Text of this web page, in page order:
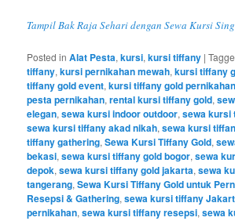
Tampil Bak Raja Sehari dengan Sewa Kursi
Posted in Alat Pesta,kursi,kursi tiffany |
tiffany,kursi pernikahan mewah,kursi tiffany
tiffany gold event,kursi tiffany gold pernikahan
pesta pernikahan,rental kursi tiffany gold,
elegan,sewa kursi indoor outdoor,sewa kursi
sewa kursi tiffany akad nikah,sewa kursi
tiffany gathering,Sewa Kursi Tiffany Gold,
bekasi,sewa kursi tiffany gold bogor,sewa
depok,sewa kursi tiffany gold jakarta,sewa
tangerang,Sewa Kursi Tiffany Gold untuk
Resepsi & Gathering,sewa kursi tiffany
pernikahan,sewa kursi tiffany resepsi,sewa